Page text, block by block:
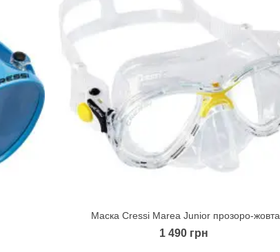
Quick view
Маска Cressi Marea Junior прозоро-жовта
1 490 грн